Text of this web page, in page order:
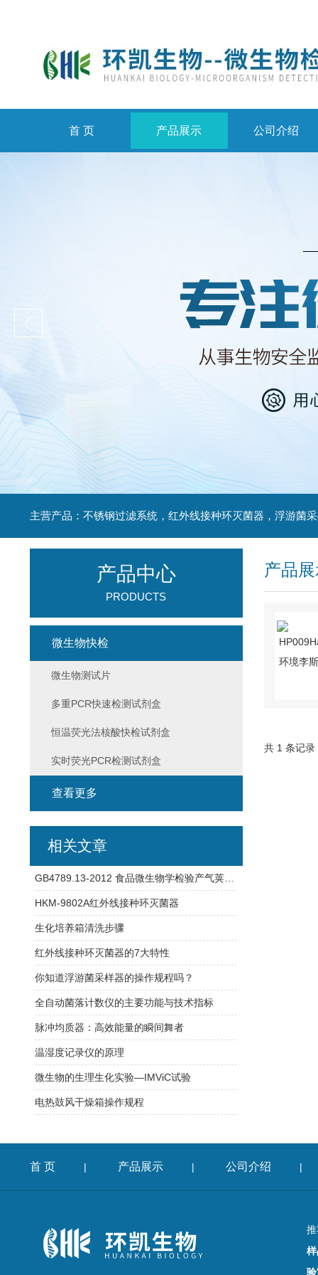
首 页 产品展示 公司介绍
产品
共 1 条记
产品中心
PRODUCTS
微生物快检
微生物测试片
多重PCR快速检测试剂盒
恒温荧光法核酸快检试剂盒
实时荧光PCR检测试剂盒
查看更多
相关文章
HKM-9802A红外线接种环灭菌器
生化培养箱清洗步骤
红外线接种环灭菌器的7大特性
你知道浮游菌采样器的操作规程吗？
全自动菌落计数仪的主要功能与技术指标
脉冲均质器：高效能量的瞬间舞者
温湿度记录仪的原理
微生物的生理生化实验—IMViC试验
电热鼓风干燥箱操作规程
首 页 | 产品展示 | 公司介绍 |